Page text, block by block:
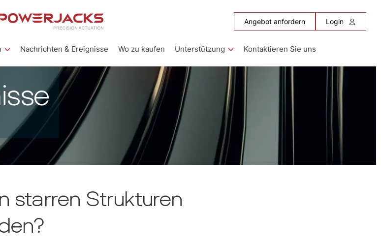
Angebot anfordern Login
Nachrichten & Ereignisse Wo zu kaufen Unterstützung Kontaktieren Sie uns
starren Strukturen